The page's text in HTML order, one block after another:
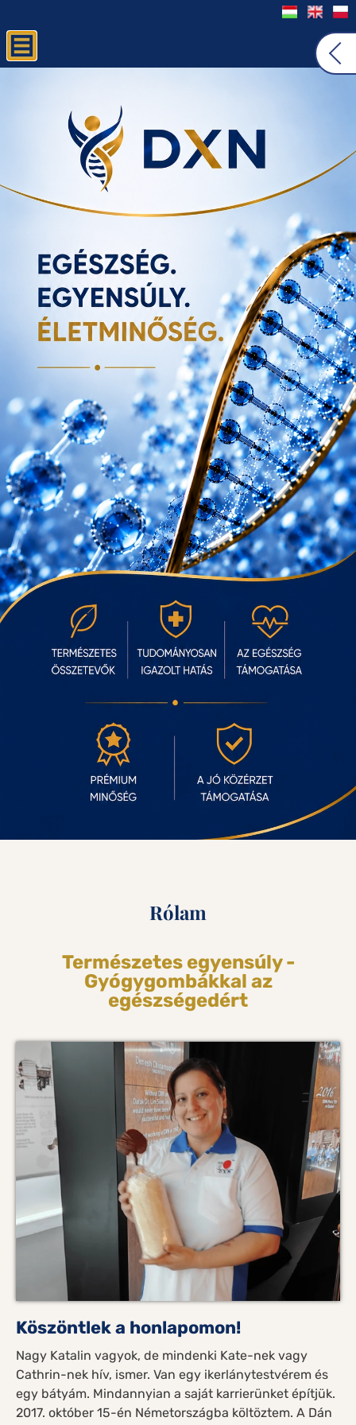
Rólam
Természetes egyensúly -
Gyógygombákkal az
egészségedért
Köszöntlek a honlapomon!
Nagy Katalin vagyok, de mindenki Kate-nek vagy
Cathrin-nek hív, ismer. Van egy ikerlánytestvérem és
egy bátyám. Mindannyian a saját karrierünket építjük.
2017. október 15-én Németországba költöztem. A Dán